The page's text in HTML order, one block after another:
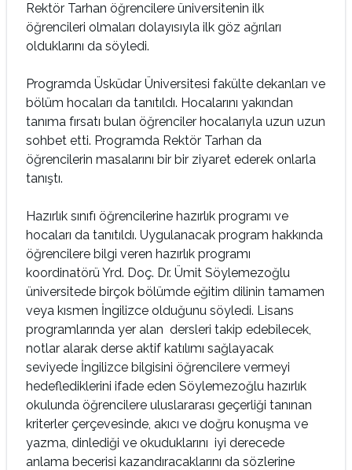
Rektör Tarhan öğrencilere üniversitenin ilk
öğrencileri olmaları dolayısıyla ilk göz ağrıları
olduklarını da söyledi.
Programda Üsküdar Üniversitesi fakülte dekanları ve
bölüm hocaları da tanıtıldı. Hocalarını yakından
tanıma fırsatı bulan öğrenciler hocalarıyla uzun uzun
sohbet etti. Programda Rektör Tarhan da
öğrencilerin masalarını bir bir ziyaret ederek onlarla
tanıştı.
Hazırlık sınıfı öğrencilerine hazırlık programı ve
hocaları da tanıtıldı. Uygulanacak program hakkında
öğrencilere bilgi veren hazırlık programı
koordinatörü Yrd. Doç. Dr. Ümit Söylemezoğlu
üniversitede birçok bölümde eğitim dilinin tamamen
veya kısmen İngilizce olduğunu söyledi. Lisans
programlarında yer alan dersleri takip edebilecek,
notlar alarak derse aktif katılımı sağlayacak
seviyede İngilizce bilgisini öğrencilere vermeyi
hedeflediklerini ifade eden Söylemezoğlu hazırlık
okulunda öğrencilere uluslararası geçerliği tanınan
kriterler çerçevesinde, akıcı ve doğru konuşma ve
yazma, dinlediği ve okuduklarını iyi derecede
anlama becerisi kazandıracaklarını da sözlerine